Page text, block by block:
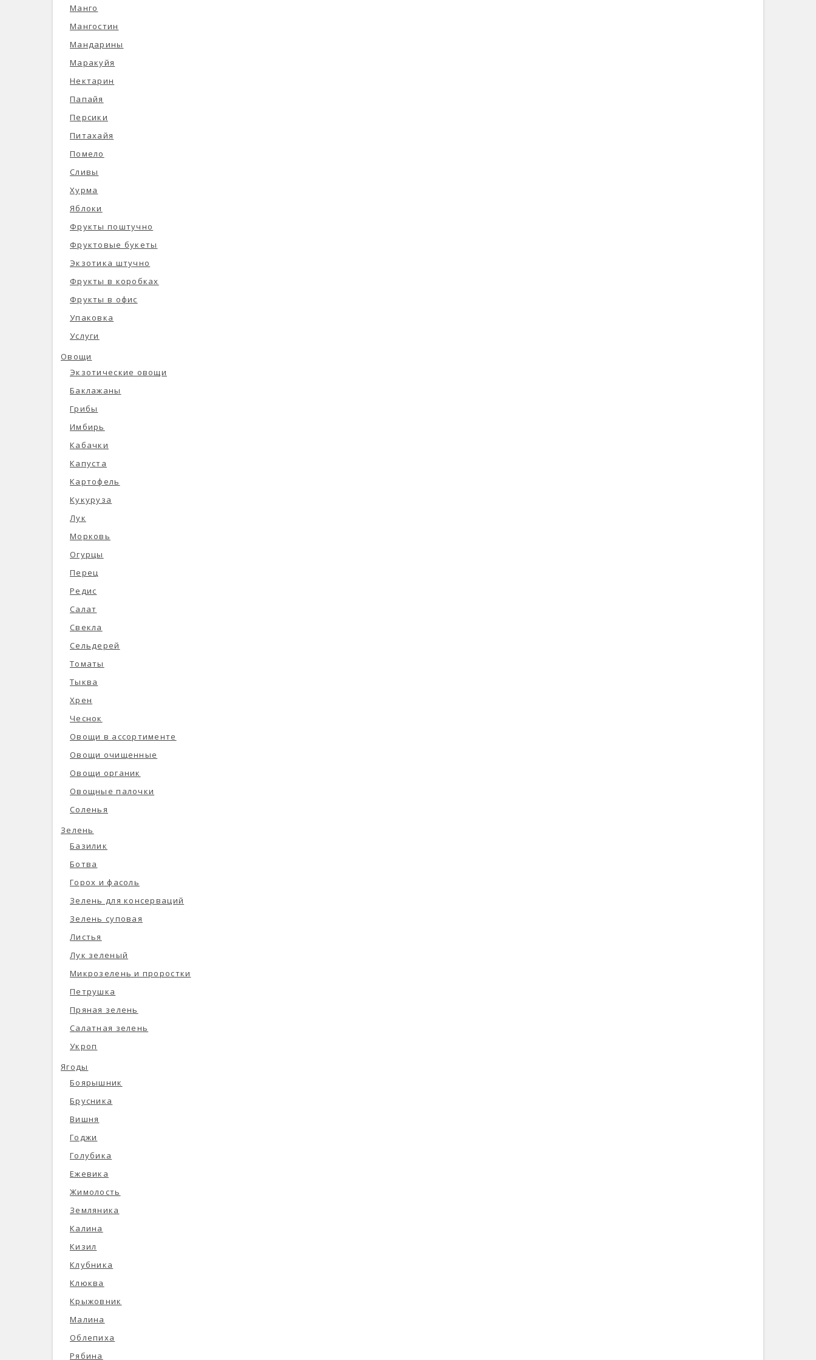
Манго
Мангостин
Мандарины
Маракуйя
Нектарин
Папайя
Персики
Питахайя
Помело
Сливы
Хурма
Яблоки
Фрукты поштучно
Фруктовые букеты
Экзотика штучно
Фрукты в коробках
Фрукты в офис
Упаковка
Услуги
Овощи
Экзотические овощи
Баклажаны
Грибы
Имбирь
Кабачки
Капуста
Картофель
Кукуруза
Лук
Морковь
Огурцы
Перец
Редис
Салат
Свекла
Сельдерей
Томаты
Тыква
Хрен
Чеснок
Овощи в ассортименте
Овощи очищенные
Овощи органик
Овощные палочки
Соленья
Зелень
Базилик
Ботва
Горох и фасоль
Зелень для консерваций
Зелень суповая
Листья
Лук зеленый
Микрозелень и проростки
Петрушка
Пряная зелень
Салатная зелень
Укроп
Ягоды
Боярышник
Брусника
Вишня
Годжи
Голубика
Ежевика
Жимолость
Земляника
Калина
Кизил
Клубника
Клюква
Крыжовник
Малина
Облепиха
Рябина